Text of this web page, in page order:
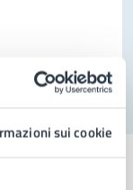
sui cookie